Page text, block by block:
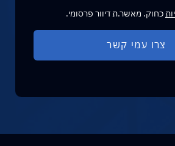
כחוק. מאשר.ת דיוור פרסומי.